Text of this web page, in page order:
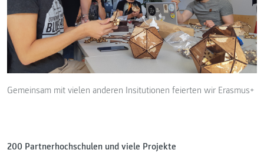
Gemeinsam mit vielen anderen Insitutionen feierten wir Erasmus+
200 Partnerhochschulen und viele Projekte